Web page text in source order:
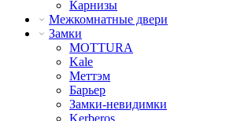
Карнизы
Межкомнатные двери
Замки
MOTTURA
Kale
Меттэм
Барьер
Замки-невидимки
Kerberos